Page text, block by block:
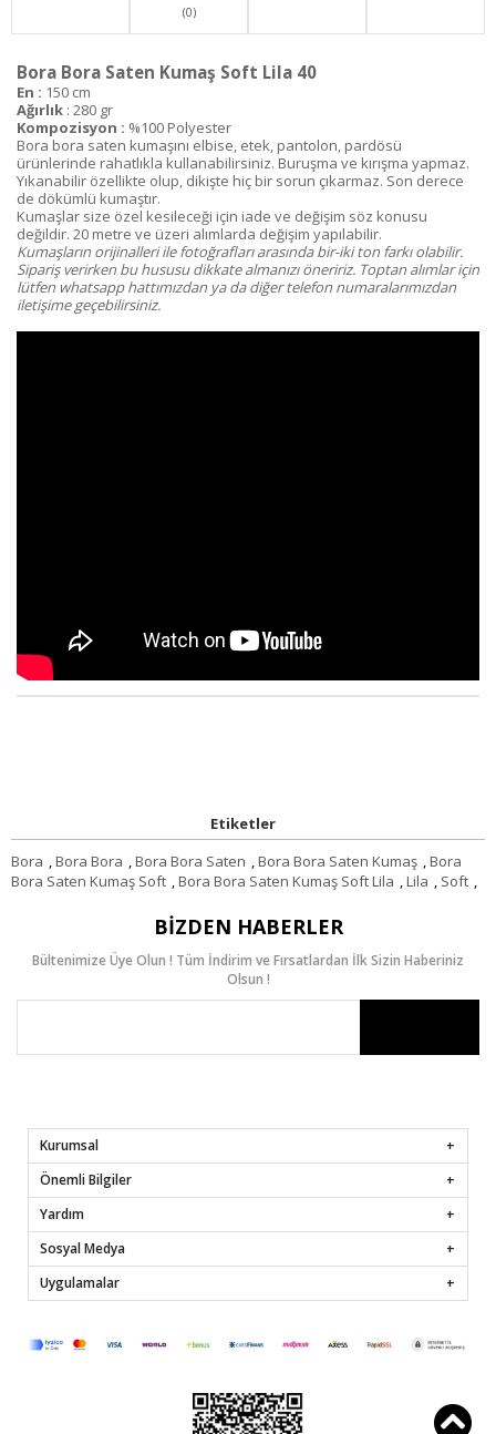
(0)
Bora Bora Saten Kumaş Soft Lila 40
En : 150 cm
Ağırlık : 280 gr
Kompozisyon : %100 Polyester
Bora bora saten kumaşını elbise, etek, pantolon, pardösü
ürünlerinde rahatlıkla kullanabilirsiniz. Buruşma ve kırışma yapmaz.
Yıkanabilir özellikte olup, dikişte hiç bir sorun çıkarmaz. Son derece
de dökümlü kumaştır.
Kumaşlar size özel kesileceği için iade ve değişim söz konusu
değildir. 20 metre ve üzeri alımlarda değişim yapılabilir.
Kumaşların orijinalleri ile fotoğrafları arasında bir-iki ton farkı olabilir.
Sipariş verirken bu hususu dikkate almanızı öneririz. Toptan alımlar için
lütfen whatsapp hattımızdan ya da diğer telefon numaralarımızdan
iletişime geçebilirsiniz.
Etiketler
Bora ,Bora Bora ,Bora Bora Saten ,Bora Bora Saten Kumaş ,Bora
Bora Saten Kumaş Soft ,Bora Bora Saten Kumaş Soft Lila ,Lila , Soft ,
BIZDEN HABERLER
Bültenimize Üye Olun ! Tüm İndirim ve Fırsatlardan İlk Sizin Haberiniz
Olsun !
Kurumsal
Önemli Bilgiler
Yardım
Sosyal Medya
Uygulamalar